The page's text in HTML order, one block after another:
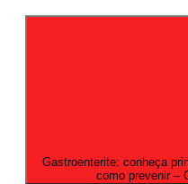
Gastroenterite: conheça
como prevenir –